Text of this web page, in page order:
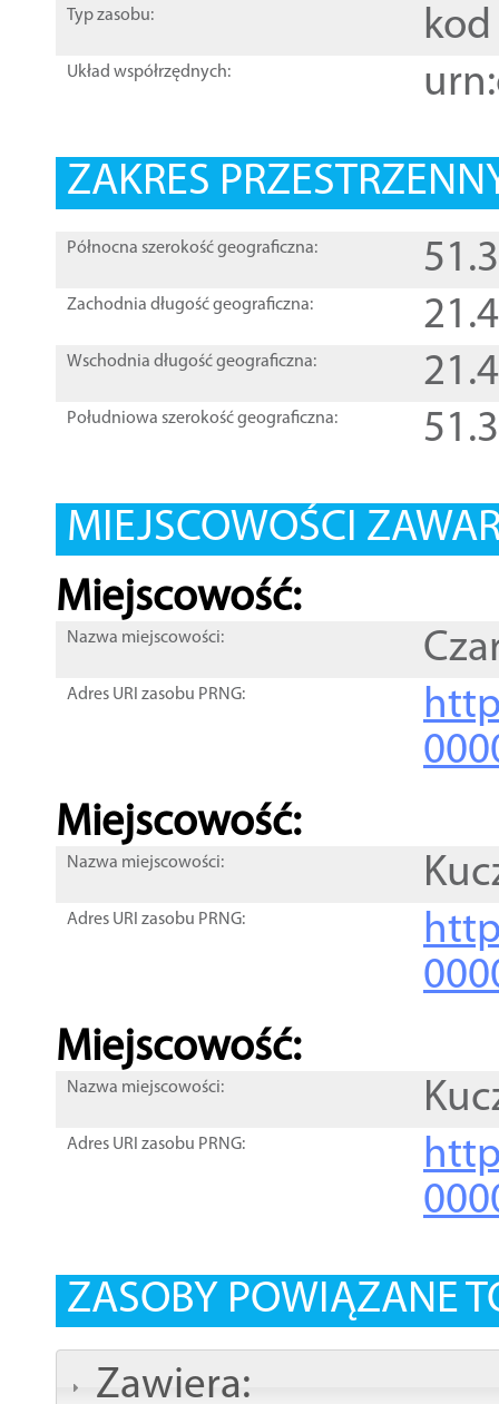
Typ zasobu: kod
Układ współrzędnych:
ZAKRES
Północna szerokość geograficzna:
Zachodnia długość geograficzna:
Wschodnia długość geograficzna:
Południowa szerokość geograficzna:
MIEJSCOWOŚCI
Miejscowość:
Nazwa miejscowości:
Adres URI zasobu PRNG:
Miejscowość:
Nazwa miejscowości:
Adres URI zasobu PRNG:
Miejscowość:
Nazwa miejscowości:
Adres URI zasobu PRNG:
ZASOBY POWIĄZANE
Zawiera: